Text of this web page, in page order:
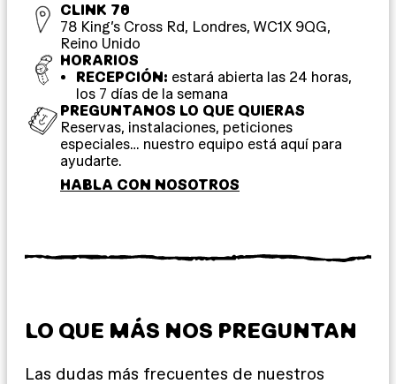
CLINK 78
78 King’s Cross Rd, Londres, WC1X 9QG,
Reino Unido
HORARIOS
RECEPCIÓN: estará abierta las 24 horas,
los 7 días de la semana
PREGUNTANOS LO QUE QUIERAS
Reservas, instalaciones, peticiones
especiales… nuestro equipo está aquí para
ayudarte.
HABLA CON NOSOTROS
LO QUE MÁS NOS PREGUNTAN
Las dudas más frecuentes de nuestros